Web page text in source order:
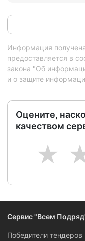
Информация
предоставляется в
закона "Об
и о защите
Оцените,
качеством
2
1
Сервис "Всем
Победители тендеров